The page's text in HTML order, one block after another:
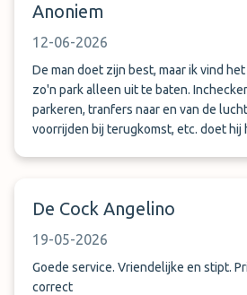
Anoniem
12-06-2026
De man doet zijn best, maar ik vind
zo'n park alleen uit te baten.
parkeren, tranfers naar en van de
voorrijden bij terugkomst, etc. doet hij
De Cock Angelino
19-05-2026
Goede service. Vriendelijke en stipt.
correct